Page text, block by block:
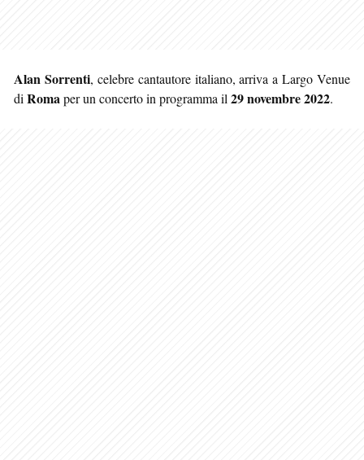
Alan Sorrenti, celebre cantautore italiano, arriva a Largo Venue
di Romaper un concerto in programma il 29 novembre 2022.